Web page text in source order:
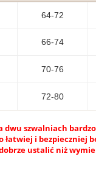
64-72
66-74
70-76
72-80
dwu szwalniach
łatwiej i
ustalić niż